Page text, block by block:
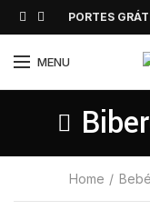
PORTES
MENU
Home